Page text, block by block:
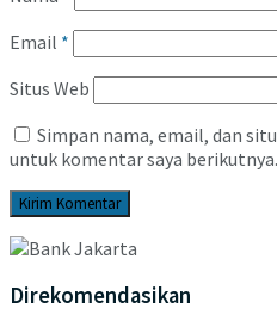
Email *
Situs Web
Simpan nama, email, dan
untuk komentar saya berikutnya.
Direkomendasikan